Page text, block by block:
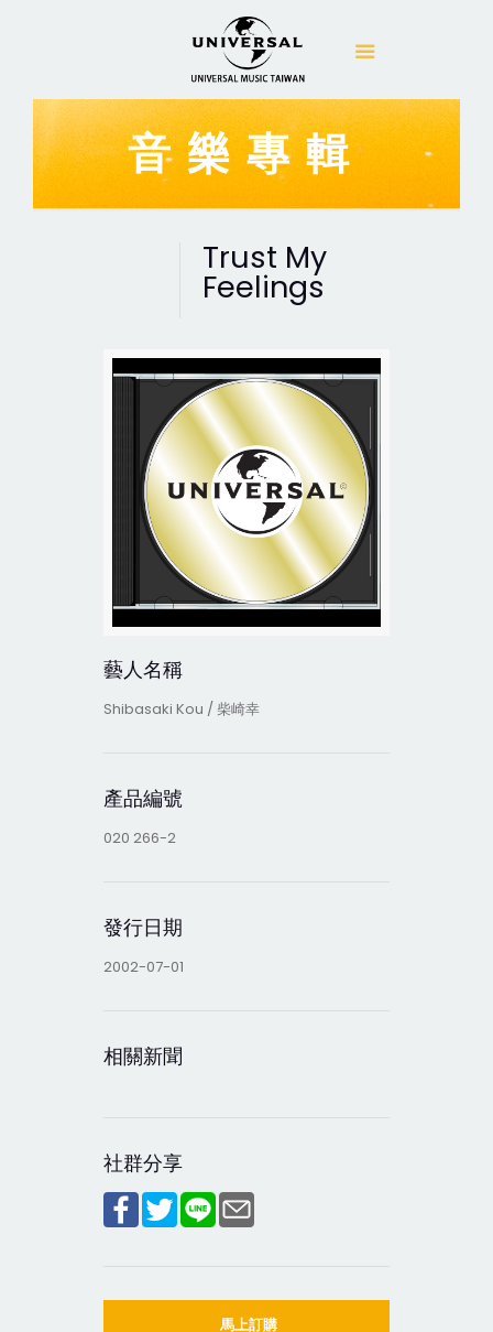
音樂專輯
Trust My
Feelings
藝人名稱
Shibasaki Kou / 柴崎幸
產品編號
020 266-2
發行日期
2002-07-01
相關新聞
社群分享
馬上訂購